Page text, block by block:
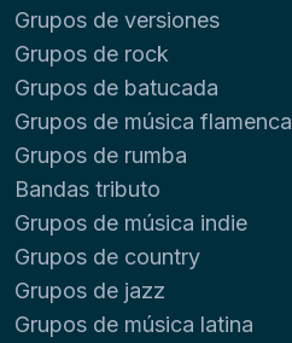
Grupos de versiones
Grupos de rock
Grupos de batucada
Grupos de música flamenca
Grupos de rumba
Bandas tributo
Grupos de música indie
Grupos de country
Grupos de jazz
Grupos de música latina